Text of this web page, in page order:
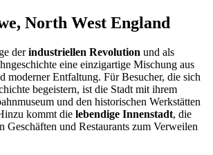
North West England
derindustriellen Revolution und als
eine einzigartige Mischung aus
moderner Entfaltung. Für Besucher, die sich
begeistern, ist die Stadt mit ihrem
und den historischen Werkstätten
kommt die lebendige Innenstadt, die
Geschäften und Restaurants zum Verweilen